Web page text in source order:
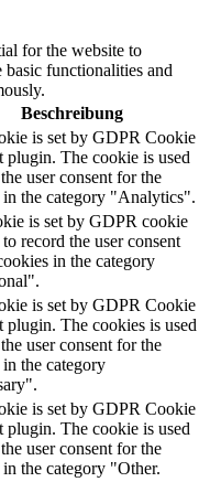
for the website to
functionalities and
Beschreibung
is set by GDPR Cookie
plugin. The cookie is used
user consent for the
in the category "Analytics".
is set by GDPR cookie
record the user consent
in the category
is set by GDPR Cookie
plugin. The cookies is used
user consent for the
the category
is set by GDPR Cookie
plugin. The cookie is used
user consent for the
the category "Other.